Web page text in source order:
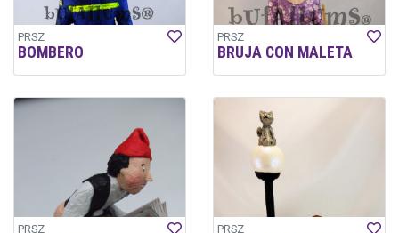
PRSZ
BOMBERO
PRSZ
BRUJA CON MALETA
PRSZ PRSZ